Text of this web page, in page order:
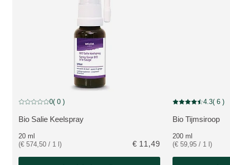
BEKIJK PRODUCT:
Bio Salie Keelspray
Beoordeling: 0 van 5 beoordeeld door 0 personen
0( 0 )
20 ml
(€ 574,50 / 1 l)
€ 11,49
BEKIJK
Bio Tijmsiroop
Beoordeling: 4.3
4.3( 6 )
200 ml
(€ 59,95 / 1 l)